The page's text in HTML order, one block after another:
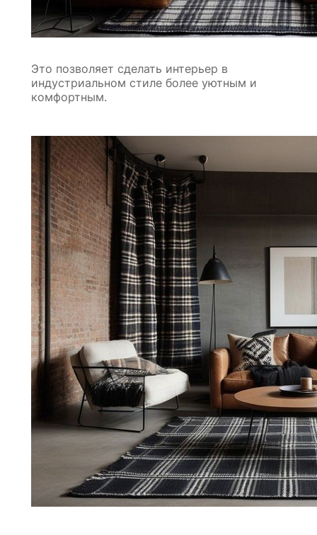
Это позволяет сделать интерьер в
индустриальном стиле более уютным и
комфортным.